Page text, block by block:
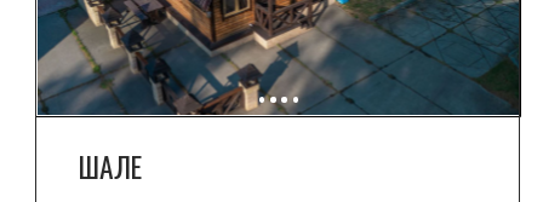
ЗАБРОНИРОВАТЬ
ПОДРОБНЕЕ